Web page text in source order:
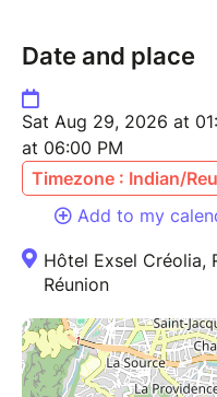
Date and place
Sat Aug 29, 2026 at
at 06:00 PM
Timezone : Indian/
Add to my
Hôtel Exsel Créolia,
Réunion